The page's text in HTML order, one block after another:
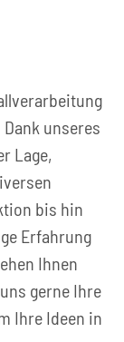
unseres
Lage,
bis hin
Erfahrung
Ihnen
gerne Ihre
Ihre Ideen in